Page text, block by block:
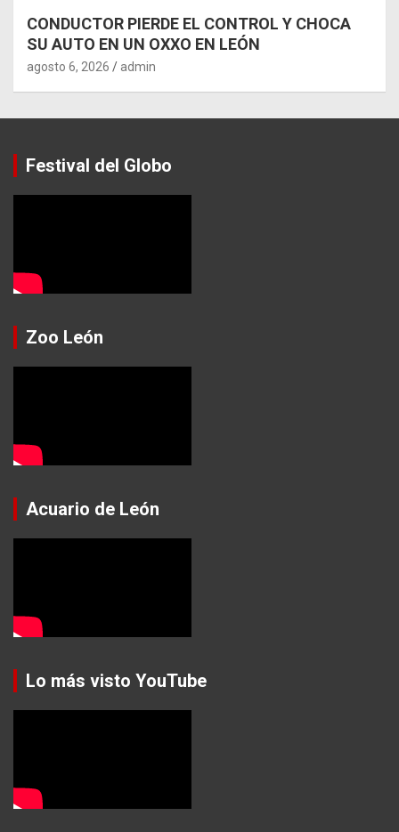
CONDUCTOR PIERDE EL CONTROL Y CHOCA
SU AUTO EN UN OXXO EN LEÓN
agosto 6, 2026 admin
Festival del Globo
Zoo León
Acuario de León
Lo más visto YouTube